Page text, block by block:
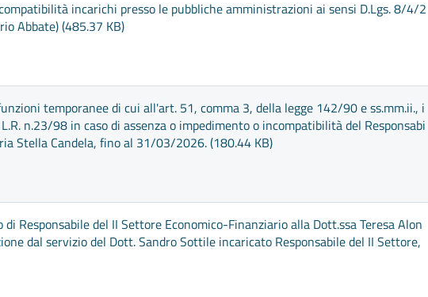
incarichi presso le pubbliche amministrazioni ai sensi D.Lgs. 8/4/2
Abbate) (485.37 KB)
temporanee di cui all'art. 51, comma 3, della legge 142/90 e ss.mm.ii., i
n.23/98 in caso di assenza o impedimento o incompatibilità del Responsabi
Stella Candela, fino al 31/03/2026. (180.44 KB)
Responsabile del II Settore Economico-Finanziario alla Dott.ssa Teresa Alon
dal servizio del Dott. Sandro Sottile incaricato Responsabile del II Settore,